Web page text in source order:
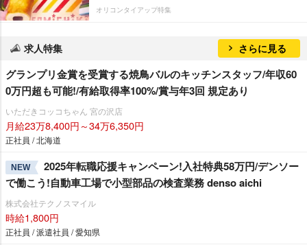
オリコンタイアップ特集
求人特集 さらに見る
グランプリ金賞を受賞する焼鳥バルのキッチンスタッフ/年収60
0万円超も可能!/有給取得率100%/賞与年3回 規定あり
いただきコッコちゃん 宮の沢店
月給23万8,400円～34万6,350円
正社員 / 北海道
NEW
2025年転職応援キャンペーン!入社特典58万円/デンソー
で働こう!自動車工場で小型部品の検査業務 denso aichi
株式会社テクノスマイル
時給1,800円
正社員 / 派遣社員 / 愛知県